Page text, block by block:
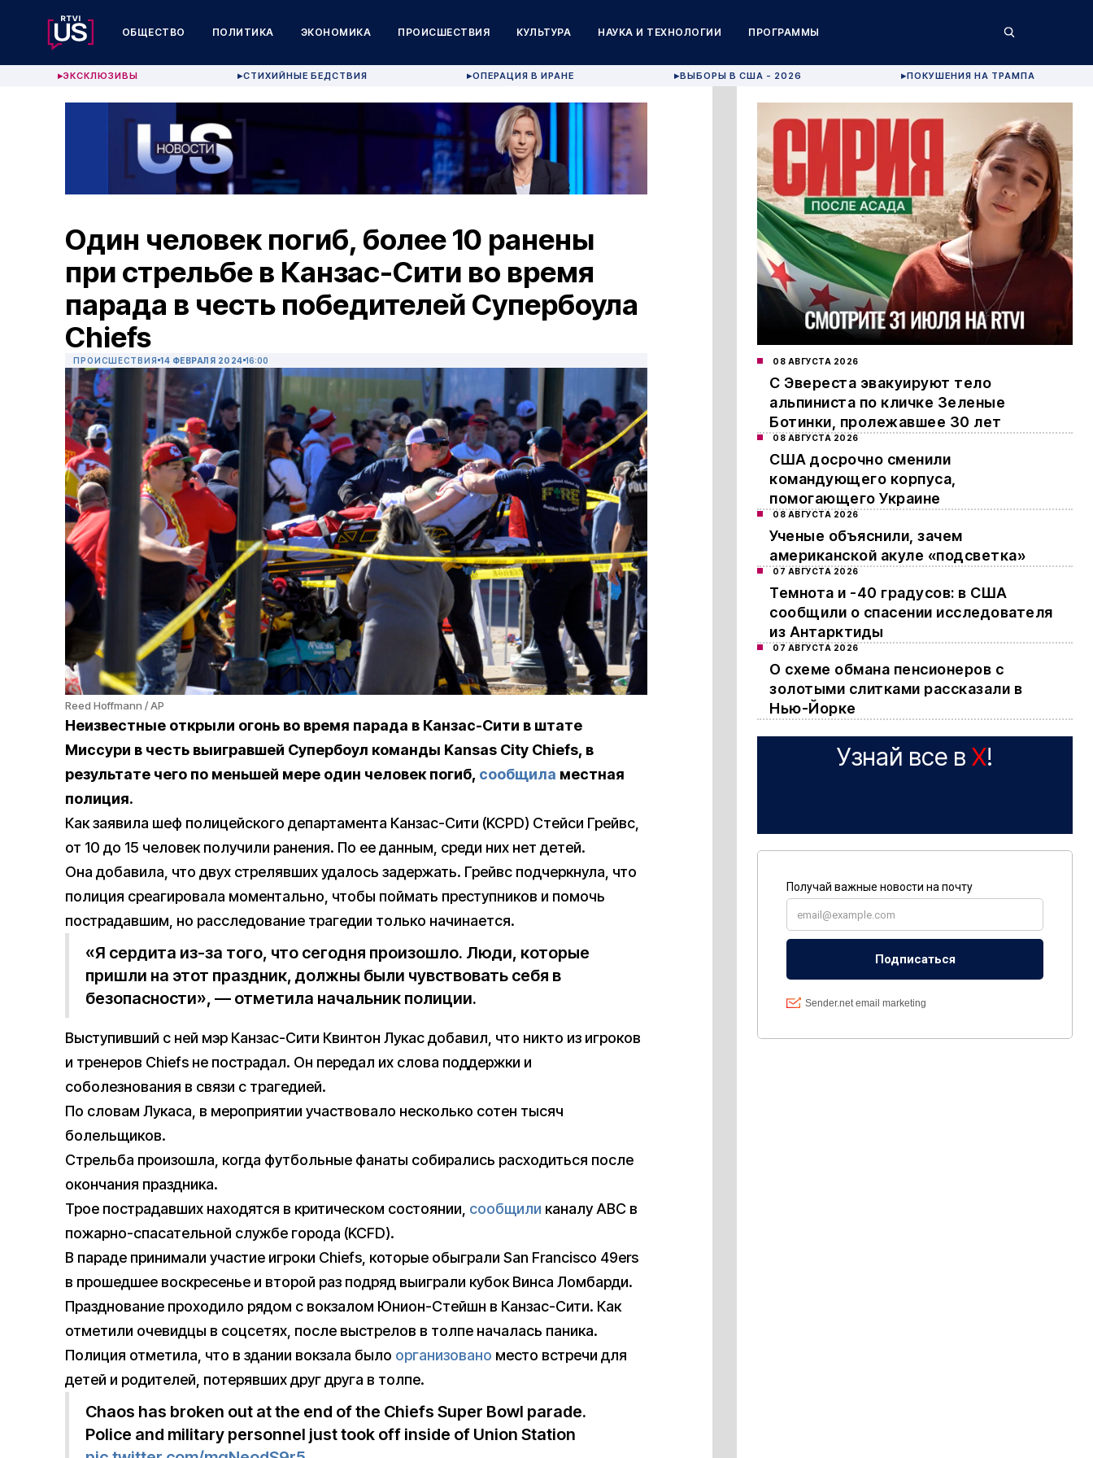
ОБЩЕСТВО ПОЛИТИКА ЭКОНОМИКА ПРОИСШЕСТВИЯ КУЛЬТУРА НАУКА И ТЕХНОЛОГИИ ПРОГРАММЫ
▶ЭКСКЛЮЗИВЫ ▶СТИХИЙНЫЕ БЕДСТВИЯ ▶ОПЕРАЦИЯ В ИРАНЕ ▶ВЫБОРЫ В США - 2026 ▶ПОКУШЕНИЯ НА ТРАМПА
Один человек погиб, более 10 ранены
при стрельбе в Канзас-Сити во время
парада в честь победителей Супербоула
Chiefs
ПРОИСШЕСТВИЯ 14 ФЕВРАЛЯ 2024 16:00
Reed Hoffmann / AP
Неизвестные открыли огонь во время парада в Канзас-Сити в штате
Миссури в честь выигравшей Супербоул команды Kansas City Chiefs, в
результате чего по меньшей мере один человек погиб, сообщила местная
полиция.
Как заявила шеф полицейского департамента Канзас-Сити (KCPD) Стейси Грейвс,
от 10 до 15 человек получили ранения. По ее данным, среди них нет детей.
Она добавила, что двух стрелявших удалось задержать. Грейвс подчеркнула, что
полиция среагировала моментально, чтобы поймать преступников и помочь
пострадавшим, но расследование трагедии только начинается.
«Я сердита из-за того, что сегодня произошло. Люди, которые
пришли на этот праздник, должны были чувствовать себя в
безопасности», — отметила начальник полиции.
Выступивший с ней мэр Канзас-Сити Квинтон Лукас добавил, что никто из игроков
и тренеров Chiefs не пострадал. Он передал их слова поддержки и
соболезнования в связи с трагедией.
По словам Лукаса, в мероприятии участвовало несколько сотен тысяч
болельщиков.
Стрельба произошла, когда футбольные фанаты собирались расходиться после
окончания праздника.
Трое пострадавших находятся в критическом состоянии, сообщили каналу ABC в
пожарно-спасательной службе города (KCFD).
В параде принимали участие игроки Chiefs, которые обыграли San Francisco 49ers
в прошедшее воскресенье и второй раз подряд выиграли кубок Винса Ломбарди.
Празднование проходило рядом с вокзалом Юнион-Стейшн в Канзас-Сити. Как
отметили очевидцы в соцсетях, после выстрелов в толпе началась паника.
Полиция отметила, что в здании вокзала было организовано место встречи для
детей и родителей, потерявших друг друга в толпе.
Chaos has broken out at the end of the Chiefs Super Bowl parade.
Police and military personnel just took off inside of Union Station
08 АВГУСТА 2026
С Эвереста эвакуируют тело
альпиниста по кличке Зеленые
Ботинки, пролежавшее 30 лет
08 АВГУСТА 2026
США досрочно сменили
командующего корпуса,
помогающего Украине
08 АВГУСТА 2026
Ученые объяснили, зачем
американской акуле «подсветка»
07 АВГУСТА 2026
Темнота и -40 градусов: в США
сообщили о спасении исследователя
из Антарктиды
07 АВГУСТА 2026
О схеме обмана пенсионеров с
золотыми слитками рассказали в
Нью-Йорке
Узнай все в X!